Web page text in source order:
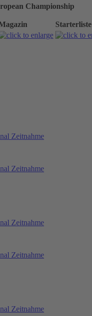
Championship
Starterliste
Zeitnahme
Zeitnahme
Zeitnahme
Zeitnahme
Zeitnahme